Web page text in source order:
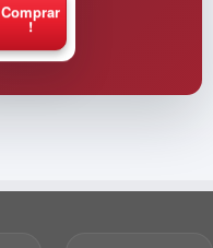
Comprar
!